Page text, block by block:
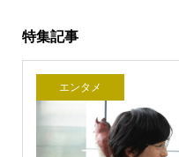
特集記事
エンタメ